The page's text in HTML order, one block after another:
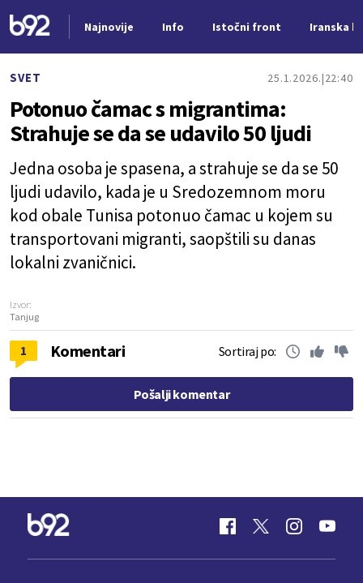
Najnovije Info Istočni front Iranska
SVET 25.1.2026. 22:40
Potonuo čamac s migrantima:
Strahuje se da se udavilo 50 ljudi
Jedna osoba je spasena, a strahuje se da se 50
ljudi udavilo, kada je u Sredozemnom moru
kod obale Tunisa potonuo čamac u kojem su
transportovani migranti, saopštili su danas
lokalni zvaničnici.
Izvor:
Tanjug
1 Komentari Sortiraj po:
Pošalji komentar